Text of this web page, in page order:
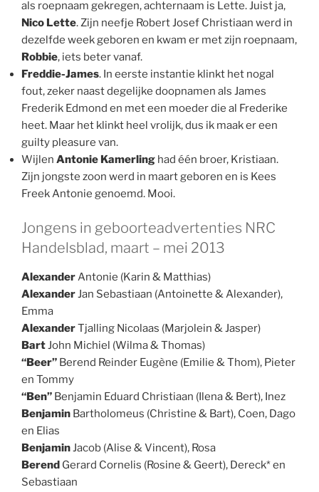
als roepnaam gekregen, achternaam is Lette. Juist ja,
Nico Lette. Zijn neefje Robert Josef Christiaan werd in
dezelfde week geboren en kwam er met zijn roepnaam,
Robbie, iets beter vanaf.
Freddie-James. In eerste instantie klinkt het nogal
fout, zeker naast degelijke doopnamen als James
Frederik Edmond en met een moeder die al Frederike
heet. Maar het klinkt heel vrolijk, dus ik maak er een
guilty pleasure van.
Wijlen Antonie Kamerling had één broer, Kristiaan.
Zijn jongste zoon werd in maart geboren en is Kees
Freek Antonie genoemd. Mooi.
Jongens in geboorteadvertenties NRC
Handelsblad, maart – mei 2013
AlexanderAntonie (Karin & Matthias)
AlexanderJan Sebastiaan (Antoinette & Alexander),
Emma
AlexanderTjalling Nicolaas (Marjolein & Jasper)
BartJohn Michiel (Wilma & Thomas)
“Beer” Berend Reinder Eugène (Emilie & Thom), Pieter
en Tommy
“Ben” Benjamin Eduard Christiaan (Ilena & Bert), Inez
Benjamin Bartholomeus (Christine & Bart), Coen, Dago
en Elias
BenjaminJacob (Alise & Vincent), Rosa
Berend Gerard Cornelis (Rosine & Geert), Dereck* en
Sebastiaan